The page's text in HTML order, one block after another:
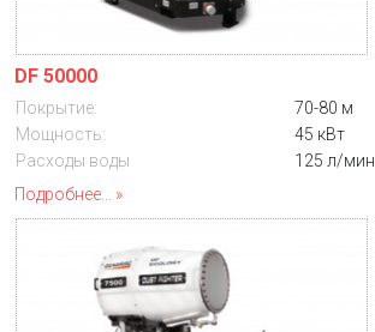
DF 50000
Покрытие:
70-80 м
Мощность:
45 кВт
Расходы воды
125 л/мин
Подробнее...